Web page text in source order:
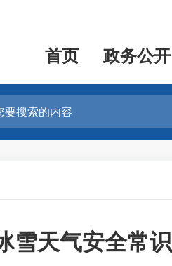
首页 政务公开
雪天气安全常识